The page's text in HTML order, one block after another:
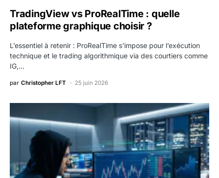
TradingView vs ProRealTime : quelle
plateforme graphique choisir ?
L’essentiel à retenir : ProRealTime s’impose pour l’exécution
technique et le trading algorithmique via des courtiers comme
IG,…
par Christopher LFT 25 juin 2026